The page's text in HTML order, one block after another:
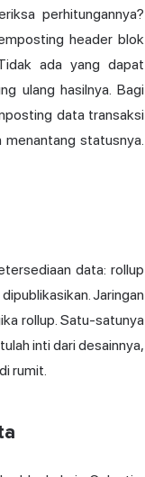
perhitungannya?
header blok
ada yang dapat
ulang hasilnya. Bagi
data transaksi
statusnya.
data: rollup
Jaringan
rollup. Satu-satunya
inti dari desainnya,
rumit.